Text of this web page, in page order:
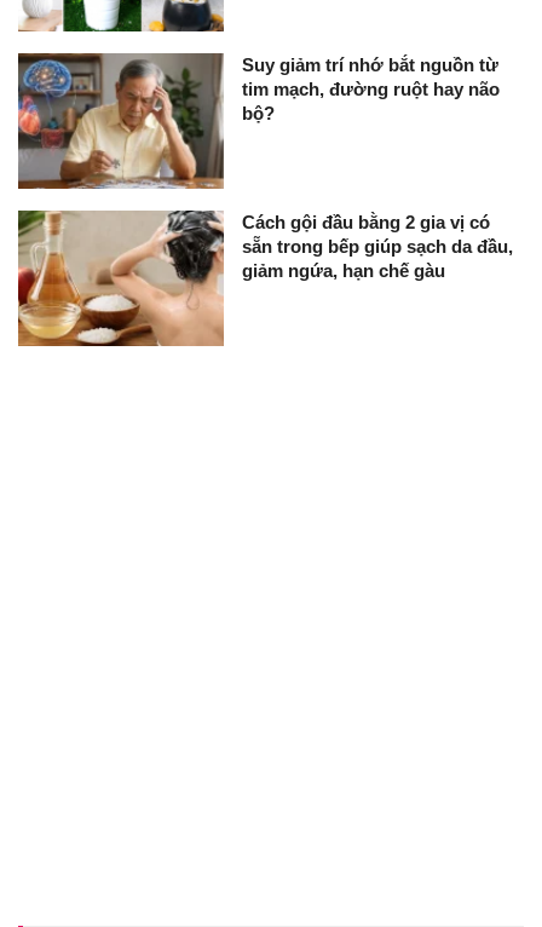
Suy giảm trí nhớ bắt nguồn từ
tim mạch, đường ruột hay não
bộ?
Cách gội đầu bằng 2 gia vị có
sẵn trong bếp giúp sạch da đầu,
giảm ngứa, hạn chế gàu